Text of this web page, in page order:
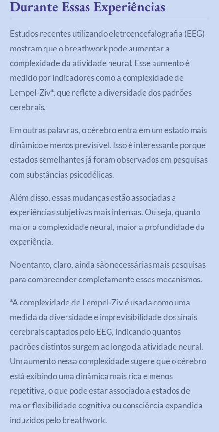
Durante Essas Experiências
Estudos recentes utilizando eletroencefalografia (EEG)
mostram que o breathwork pode aumentar a
complexidade da atividade neural. Esse aumento é
medido por indicadores como a complexidade de
Lempel-Ziv*, que reflete a diversidade dos padrões
cerebrais.
Em outras palavras, o cérebro entra em um estado mais
dinâmico e menos previsível. Isso é interessante porque
estados semelhantes já foram observados em pesquisas
com substâncias psicodélicas.
Além disso, essas mudanças estão associadas a
experiências subjetivas mais intensas. Ou seja, quanto
maior a complexidade neural, maior a profundidade da
experiência.
No entanto, claro, ainda são necessárias mais pesquisas
para compreender completamente esses mecanismos.
*A complexidade de Lempel-Ziv é usada como uma
medida da diversidade e imprevisibilidade dos sinais
cerebrais captados pelo EEG, indicando quantos
padrões distintos surgem ao longo da atividade neural.
Um aumento nessa complexidade sugere que o cérebro
está exibindo uma dinâmica mais rica e menos
repetitiva, o que pode estar associado a estados de
maior flexibilidade cognitiva ou consciência expandida
induzidos pelo breathwork.